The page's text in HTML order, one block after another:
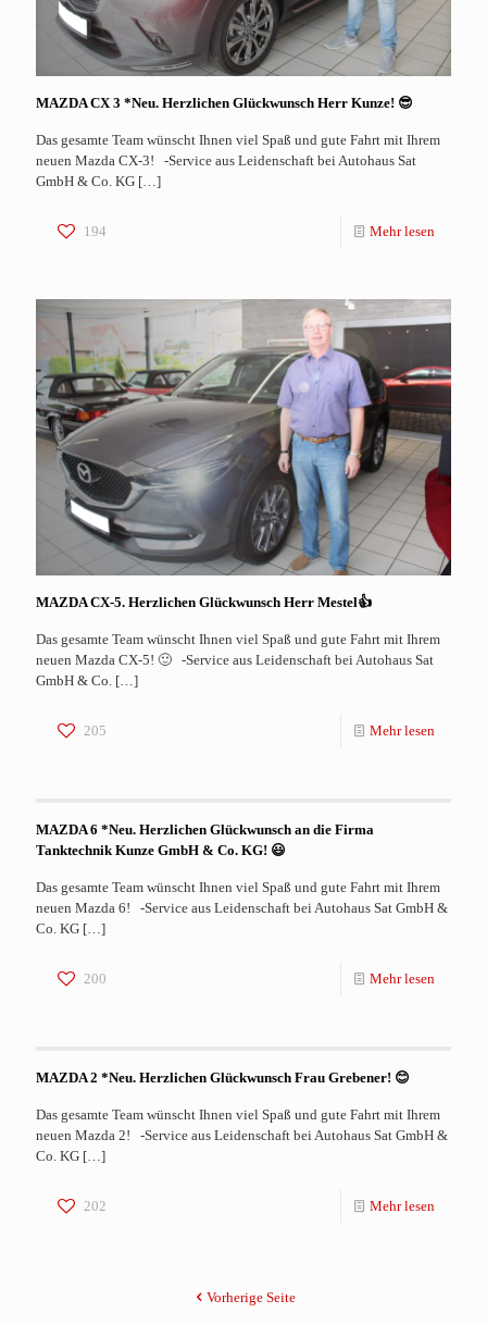
MAZDA CX 3 *Neu. Herzlichen Glückwunsch Herr Kunze! 😎
Das gesamte Team wünscht Ihnen viel Spaß und gute Fahrt mit Ihrem
neuen Mazda CX-3! -Service aus Leidenschaft bei Autohaus Sat
GmbH & Co. KG […]
194 Mehr lesen
MAZDA CX-5. Herzlichen Glückwunsch Herr Mestel👍
Das gesamte Team wünscht Ihnen viel Spaß und gute Fahrt mit Ihrem
neuen Mazda CX-5! 🙂 -Service aus Leidenschaft bei Autohaus Sat
GmbH & Co. […]
205 Mehr lesen
MAZDA 6 *Neu. Herzlichen Glückwunsch an die Firma
Tanktechnik Kunze GmbH & Co. KG! 😃
Das gesamte Team wünscht Ihnen viel Spaß und gute Fahrt mit Ihrem
neuen Mazda 6! -Service aus Leidenschaft bei Autohaus Sat GmbH &
Co. KG […]
200 Mehr lesen
MAZDA 2 *Neu. Herzlichen Glückwunsch Frau Grebener! 😊
Das gesamte Team wünscht Ihnen viel Spaß und gute Fahrt mit Ihrem
neuen Mazda 2! -Service aus Leidenschaft bei Autohaus Sat GmbH &
Co. KG […]
202 Mehr lesen
Vorherige Seite